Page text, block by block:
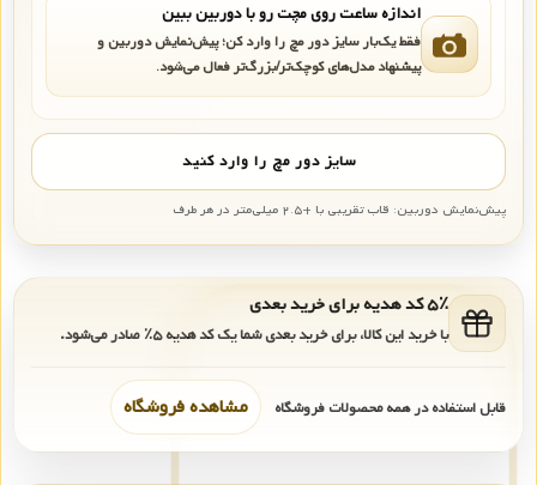
اندازه ساعت روی مچت رو با دوربین ببین
فقط یک‌بار سایز دور مچ را وارد کن؛ پیش‌نمایش دوربین و
پیشنهاد مدل‌های کوچک‌تر/بزرگ‌تر فعال می‌شود.
سایز دور مچ را وارد کنید
پیش‌نمایش دوربین: قاب تقریبی با +۲.۵ میلی‌متر در هر طرف
۵٪ کد هدیه برای خرید بعدی
با خرید این کالا، برای خرید بعدی شما یک کد هدیه۵٪ صادر می‌شود.
قابل استفاده در همه محصولات فروشگاه مشاهده فروشگاه